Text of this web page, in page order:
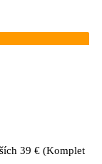
39 € (Komplet